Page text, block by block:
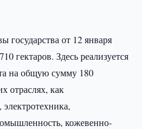
государства от 12 января
гектаров. Здесь реализуется
на общую сумму 180
отраслях, как
кожевенно-